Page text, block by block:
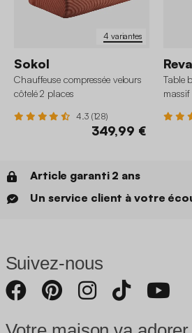
4 variantes
Sokol
Chauffeuse compressée velours
côtelé 2 places
4.3 (128)
349,99 €
Reva
Table
massif
Article garanti 2 ans
Un service client à votre
Suivez-nous